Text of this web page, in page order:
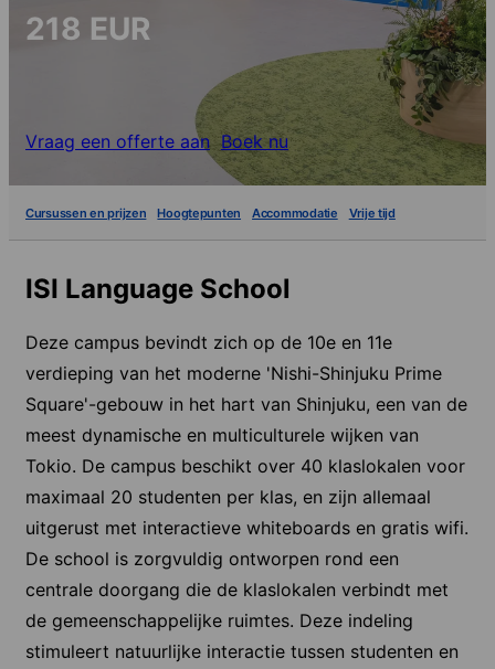
218 EUR
Vraag een offerte aan Boek nu
Cursussen en prijzen Hoogtepunten Accommodatie Vrije tijd
ISI Language School
Deze campus bevindt zich op de 10e en 11e
verdieping van het moderne 'Nishi-Shinjuku Prime
Square'-gebouw in het hart van Shinjuku, een van de
meest dynamische en multiculturele wijken van
Tokio. De campus beschikt over 40 klaslokalen voor
maximaal 20 studenten per klas, en zijn allemaal
uitgerust met interactieve whiteboards en gratis wifi.
De school is zorgvuldig ontworpen rond een
centrale doorgang die de klaslokalen verbindt met
de gemeenschappelijke ruimtes. Deze indeling
stimuleert natuurlijke interactie tussen studenten en